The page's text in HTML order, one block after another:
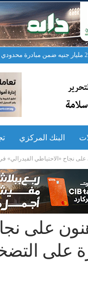
البنك المركزي
نجاح «الاحتياطي الفيدرالي»
على
على